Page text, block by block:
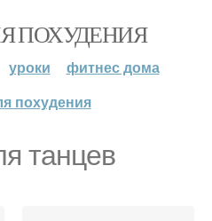
ПОХУДЕНИЯ
уроки
фитнес дома
похудения
танцев